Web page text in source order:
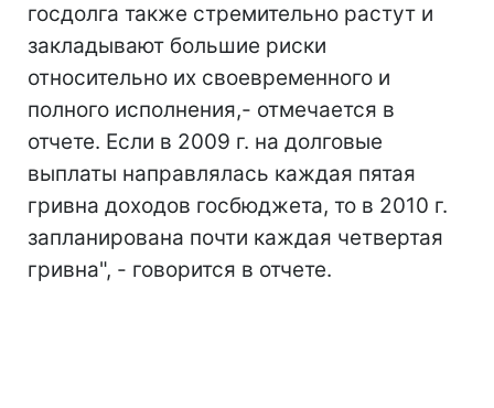
госдолга также стремительно растут и
закладывают большие риски
относительно их своевременного и
полного исполнения,- отмечается в
отчете. Если в 2009 г. на долговые
выплаты направлялась каждая пятая
гривна доходов госбюджета, то в 2010 г.
запланирована почти каждая четвертая
гривна", - говорится в отчете.